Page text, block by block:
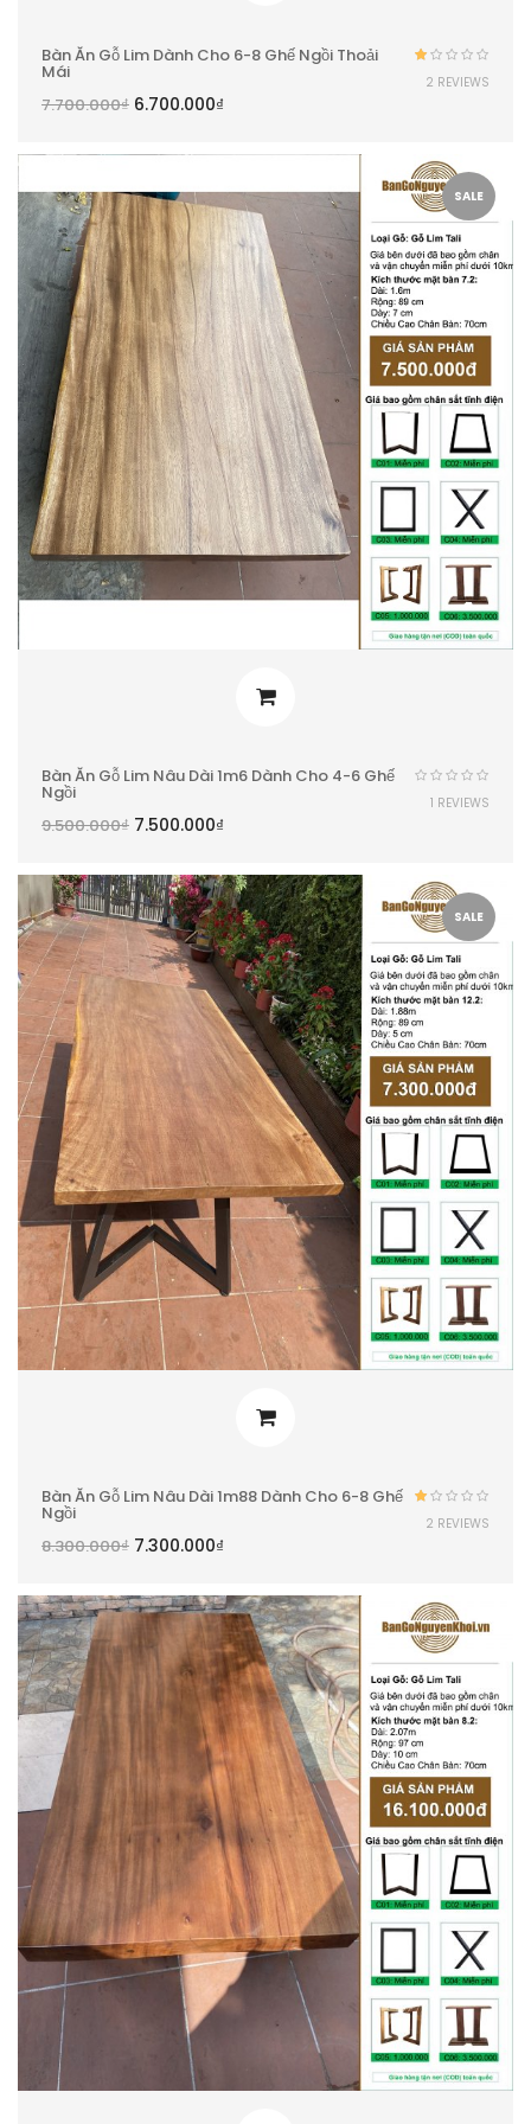
Bàn Ăn Gỗ Lim Dành Cho 6-8 Ghế Ngồi Thoải
Mái
7.700.000₫ 6.700.000₫
Được
xếp2 REVIEWS
SALE
Bàn Ăn Gỗ Lim Nâu Dài 1m6 Dành Cho 4-6 Ghế
Ngồi
9.500.000₫ 7.500.000₫
1 REVIEWS
SALE
Bàn Ăn Gỗ Lim Nâu Dài 1m88 Dành Cho 6-8 Ghế
Ngồi
8.300.000₫ 7.300.000₫
Được
xếp2 REVIEWS